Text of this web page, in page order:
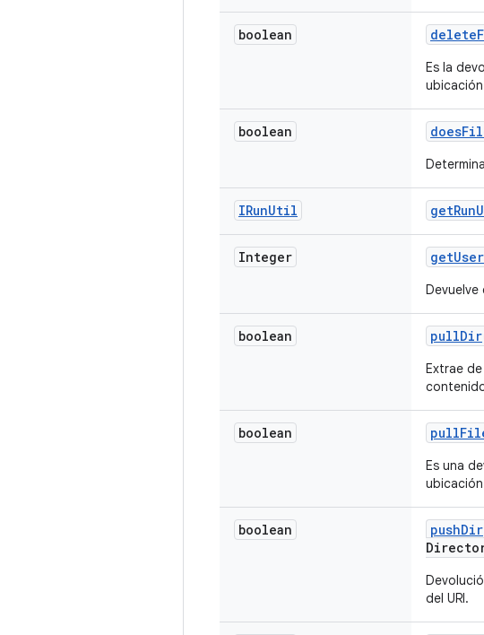
boolean delete
Es la
ubicación
boolean does
IRunUtil getRun
Integer getUser
boolean pullDir
Extrae
boolean pull
Es una
boolean pushDir
del URI.